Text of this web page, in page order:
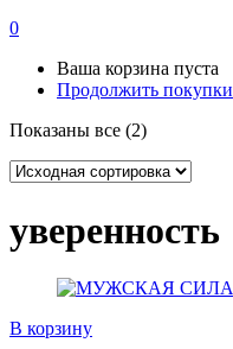
0
Ваша корзина пуста
Продолжить покупки
Показаны все (2)
уверенность
В корзину